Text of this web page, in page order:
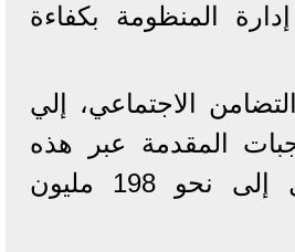
المنظومة بكفاءة
الاجتماعي، إلي
المقدمة عبر هذه
المنظومة وصل إلى نحو 198 مليون